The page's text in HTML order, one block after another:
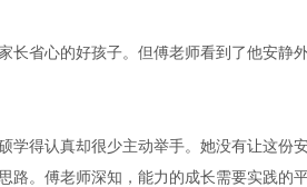
长省心的好孩子。但傅老师看到了他安静
学得认真却很少主动举手。她没有让这份
路。傅老师深知，能力的成长需要实践的